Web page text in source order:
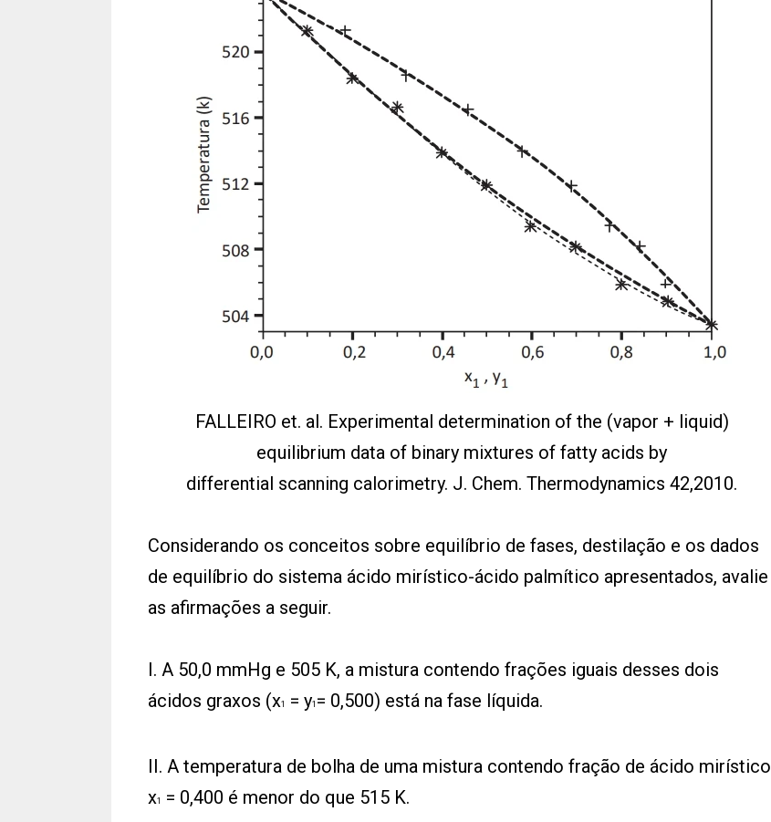
FALLEIRO et. al. Experimental determination of the (vapor + liquid)
equilibrium data of binary mixtures of fatty acids by
differential scanning calorimetry. J. Chem. Thermodynamics 42,2010.
Considerando os conceitos sobre equilíbrio de fases, destilação e os dados
de equilíbrio do sistema ácido mirístico-ácido palmítico apresentados, avalie
as afirmações a seguir.
I. A 50,0 mmHg e 505 K, a mistura contendo frações iguais desses dois
ácidos graxos (x1 = y1 = 0,500) está na fase líquida.
II. A temperatura de bolha de uma mistura contendo fração de ácido mirístico
x1 = 0,400 é menor do que 515 K.